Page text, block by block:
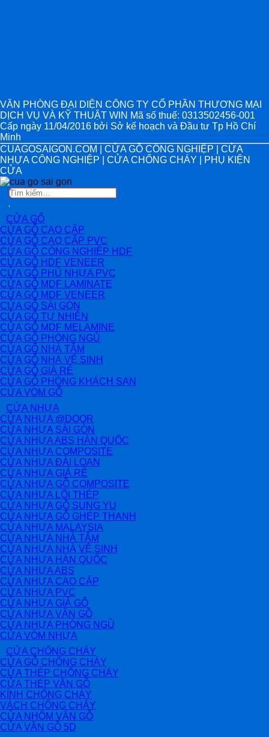
VĂN PHÒNG ĐẠI DIỆN CÔNG TY CỔ PHẦN THƯƠNG MẠI
DỊCH VỤ VÀ KỸ THUẬT WIN Mã số thuế: 0313502456-001
Cấp ngày 11/04/2016 bởi Sở kế hoạch và Đầu tư Tp Hồ Chí
Minh
CUAGOSAIGON.COM | CỬA GỖ CÔNG NGHIỆP | CỬA
NHỰA CÔNG NGHIỆP | CỬA CHỐNG CHÁY | PHỤ KIỆN
CỬA
Tìm
CỬA GỖ
CỬA GỖ CAO CẤP
CỬA GỖ CAO CẤP PVC
CỬA GỖ CÔNG NGHIỆP HDF
CỬA GỖ HDF VENEER
CỬA GỖ PHỦ NHỰA PVC
CỬA GỖ MDF LAMINATE
CỬA GỖ MDF VENEER
CỬA GỖ SÀI GÒN
CỬA GỖ TỰ NHIÊN
CỬA GỖ MDF MELAMINE
CỬA GỖ PHÒNG NGỦ
CỬA GỖ NHÀ TẮM
CỬA GỖ NHÀ VỆ SINH
CỬA GỖ GIÁ RẺ
CỬA GỖ PHÒNG KHÁCH SẠN
CỬA VÒM GỖ
CỬA NHỰA
CỬA NHỰA @DOOR
CỬA NHỰA SÀI GÒN
CỬA NHỰA ABS HÀN QUỐC
CỬA NHỰA COMPOSITE
CỬA NHỰA ĐÀI LOAN
CỬA NHỰA GIÁ RẺ
CỬA NHỰA GỖ COMPOSITE
CỬA NHỰA LÕI THÉP
CỬA NHỰA GỖ SUNG YU
CỬA NHỰA GỖ GHÉP THANH
CỬA NHỰA MALAYSIA
CỬA NHỰA NHÀ TẮM
CỬA NHỰA NHÀ VỆ SINH
CỬA NHỰA HÀN QUỐC
CỬA NHỰA ABS
CỬA NHỰA CAO CẤP
CỬA NHỰA PVC
CỬA NHỰA GIẢ GỖ
CỬA NHỰA VÂN GỖ
CỬA NHỰA PHÒNG NGỦ
CỬA VÒM NHỰA
CỬA CHỐNG CHÁY
CỬA GỖ CHỐNG CHÁY
CỬA THÉP CHỐNG CHÁY
CỬA THÉP VÂN GỖ
KÍNH CHỐNG CHÁY
VÁCH CHỐNG CHÁY
CỬA NHÔM VÂN GỖ
CỬA VÂN GỖ 5D